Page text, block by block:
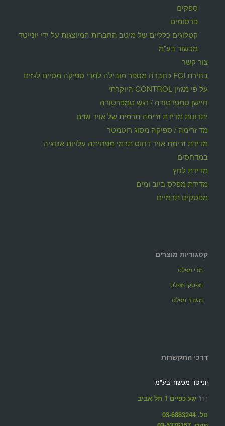
ספקים
פרסומים
קטלוגים כלליים של מיטב החברות המיוצגות על ידי יונייטד
מכשור בע"מ
צור קשר
בחירת FCI כחברה מספר מובילה למדי ספיקה מסיים לגזים
על פי מגזין CONTROL היוקרתי
חיישן טמפרטורה / רגש טמפרטורה
יתרונות מדידת זרימה תרמית של אויר וגזים
מד זרימה / ספיקה מסוג רוטמטר
מדידת זרימת אויר דחוס תרמי מפחיתה עלויות אנרגיה
במדחסים
מדידת לחץ
מדידת מפלס ביוב ומים
מפסקים תרמיים
קטגוריות מוצרים
מדי מפלס
מפסקי מפלס
משדר מפלס
דרכי התקשרות
יונייטד מכשור בע"מ
רח' יגע כפיים 1 תל אביב
טל. 03-6883244